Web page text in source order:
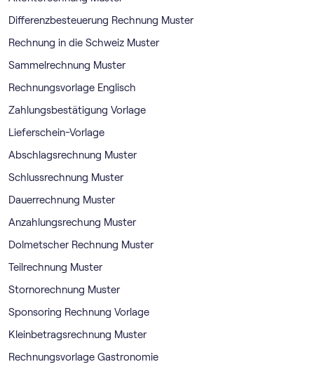
Differenzbesteuerung Rechnung Muster
Rechnung in die Schweiz Muster
Sammelrechnung Muster
Rechnungsvorlage Englisch
Zahlungsbestätigung Vorlage
Lieferschein-Vorlage
Abschlagsrechnung Muster
Schlussrechnung Muster
Dauerrechnung Muster
Anzahlungsrechung Muster
Dolmetscher Rechnung Muster
Teilrechnung Muster
Stornorechnung Muster
Sponsoring Rechnung Vorlage
Kleinbetragsrechnung Muster
Rechnungsvorlage Gastronomie